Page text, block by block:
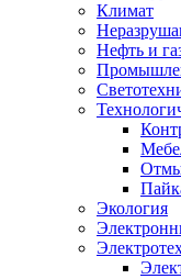
Климат
Нефть и
Экология